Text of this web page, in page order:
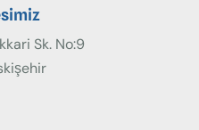
Sk. No:9